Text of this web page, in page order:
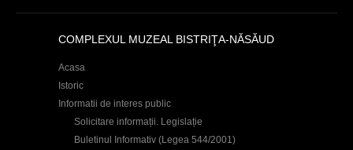
COMPLEXUL MUZEAL BISTRIŢA-NĂSĂUD
Acasa
Istoric
Informatii de interes public
Solicitare informații. Legislație
Buletinul Informativ (Legea 544/2001)